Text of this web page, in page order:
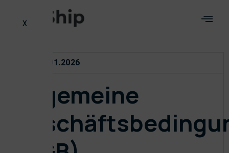
X
Stand 01.2026
Allgemeine